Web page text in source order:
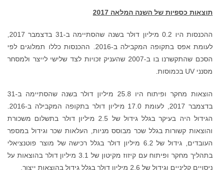
ההכנסות היו 0.2 מיליון דולר בשנה שהסתיימה ב-31 בדצמבר 2017,
תמלוגים לפי
ולמסחר
הוצאות מחקר ופיתוח היו 25.8 מיליון דולר בשנה שהסתיימה ב-31
בדצמבר 2017, לעומת 17.0 מיליון דולר בתקופה המקבילה ב-2016.
משכורת
במספר
דולר בהוצאות על